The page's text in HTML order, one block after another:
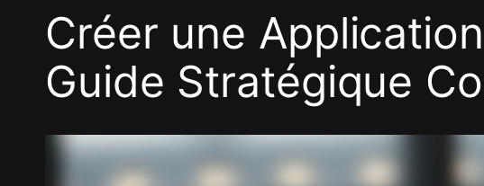
contenu
Créer une
Guide Stratégique